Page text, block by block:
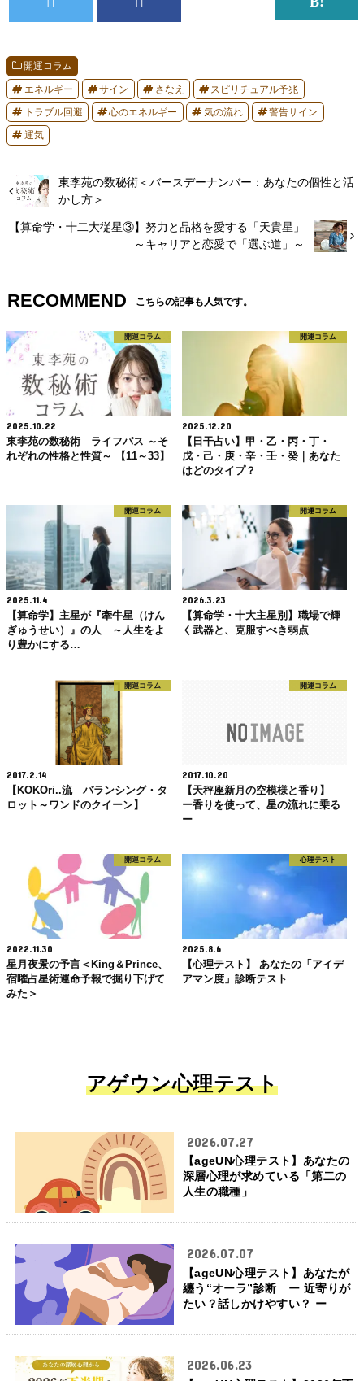
開運コラム
エネルギー サイン さなえ スピリチュアル予兆
トラブル回避 心のエネルギー 気の流れ 警告サイン
運気
東李苑の数秘術＜バースデーナンバー：あなたの個性と活
かし方＞
【算命学・十二大従星③】努力と品格を愛する「天貴星」
～キャリアと恋愛で「選ぶ道」～
RECOMMEND こちらの記事も人気です。
開運コラム
2025.10.22
東李苑の数秘術 ライフパス ～そ
れぞれの性格と性質～ 【11～33】
開運コラム
2025.12.20
【日干占い】甲・乙・丙・丁・
戊・己・庚・辛・壬・癸｜あなた
はどのタイプ？
開運コラム
2025.11.4
【算命学】主星が『牽牛星（けん
ぎゅうせい）』の人 ～人生をよ
り豊かにする…
開運コラム
2026.3.23
【算命学・十大主星別】職場で輝
く武器と、克服すべき弱点
開運コラム
2017.2.14
【KOKOri..流 バランシング・タ
ロット～ワンドのクイーン】
開運コラム
2017.10.20
【天秤座新月の空模様と香り】
ー香りを使って、星の流れに乗る
ー
開運コラム
2022.11.30
星月夜景の予言＜King＆Prince、
宿曜占星術運命予報で掘り下げて
みた＞
心理テスト
2025.8.6
【心理テスト】 あなたの「アイデ
アマン度」診断テスト
アゲウン心理テスト
2026.07.27
【ageUN心理テスト】あなたの
深層心理が求めている「第二の
人生の職種」
2026.07.07
【ageUN心理テスト】あなたが
纏う“オーラ”診断 ー 近寄りが
たい？話しかけやすい？ ー
2026.06.23